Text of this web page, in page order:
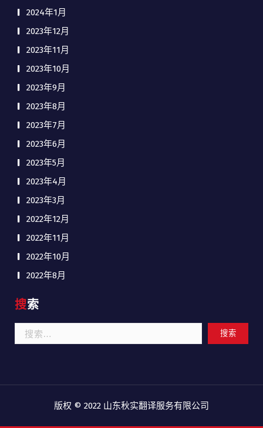
2024年1月
2023年12月
2023年11月
2023年10月
2023年9月
2023年8月
2023年7月
2023年6月
2023年5月
2023年4月
2023年3月
2022年12月
2022年11月
2022年10月
2022年8月
搜索
索：
版权 © 2022 山东秋实翻译服务有限公司